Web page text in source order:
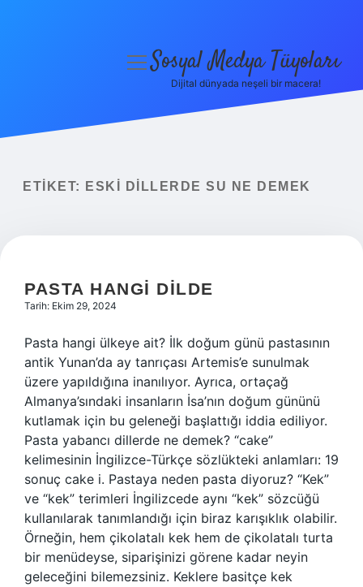
Yasal Uyarı
menüyüSosyal Medya Tüyoları
Dijital dünyada neşeli bir macera!
ETIKET: ESKI DILLERDE SU NE DEMEK
PASTA HANGI DILDE
Tarih: Ekim 29, 2024
Pasta hangi ülkeye ait? İlk doğum günü pastasının
antik Yunan’da ay tanrıçası Artemis’e sunulmak
üzere yapıldığına inanılıyor. Ayrıca, ortaçağ
Almanya’sındaki insanların İsa’nın doğum gününü
kutlamak için bu geleneği başlattığı iddia ediliyor.
Pasta yabancı dillerde ne demek? “cake”
kelimesinin İngilizce-Türkçe sözlükteki anlamları: 19
sonuç cake i. Pastaya neden pasta diyoruz? “Kek”
ve “kek” terimleri İngilizcede aynı “kek” sözcüğü
kullanılarak tanımlandığı için biraz karışıklık olabilir.
Örneğin, hem çikolatalı kek hem de çikolatalı turta
bir menüdeyse, siparişinizi görene kadar neyin
geleceğini bilemezsiniz. Keklere basitçe kek